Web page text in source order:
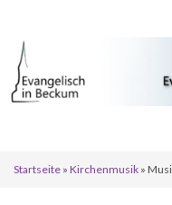
Startseite » Kirchenmusik »